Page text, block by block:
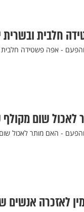
חלבית ובשרית
- אפה פשטידה חלבית
שום מקולף
- האם מותר לאכול
לאזכרה אנשים